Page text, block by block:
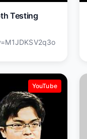
Testing
YouTube